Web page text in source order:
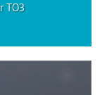
TO3